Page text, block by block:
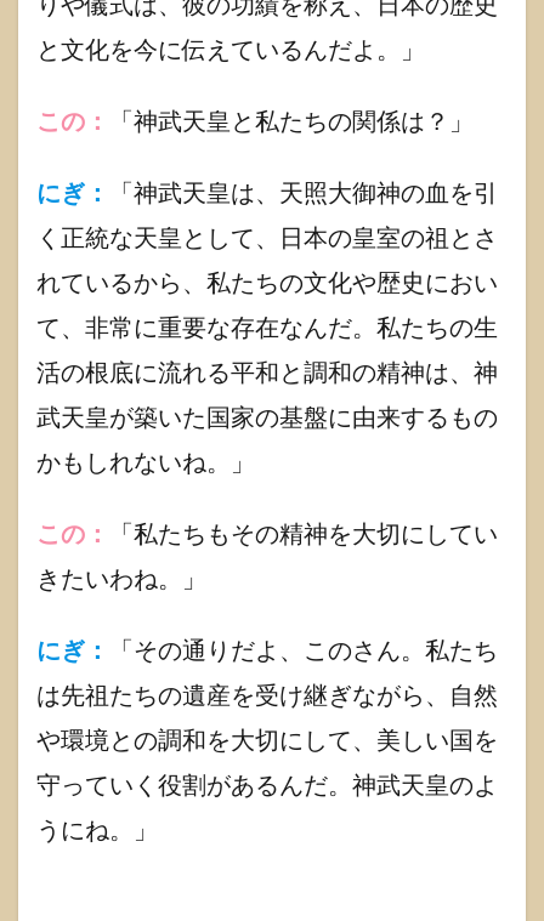
と文化を今に伝えているんだよ。」
この： 「神武天皇と私たちの関係は？」
にぎ：
「神武天皇は、天照大御神の血を引
く正統な天皇として、日本の皇室の祖とさ
れているから、私たちの文化や歴史におい
て、非常に重要な存在なんだ。私たちの生
活の根底に流れる平和と調和の精神は、神
武天皇が築いた国家の基盤に由来するもの
かもしれないね。」
この：
「私たちもその精神を大切にしてい
きたいわね。」
にぎ：
「その通りだよ、このさん。私たち
は先祖たちの遺産を受け継ぎながら、自然
や環境との調和を大切にして、美しい国を
守っていく役割があるんだ。神武天皇のよ
うにね。」